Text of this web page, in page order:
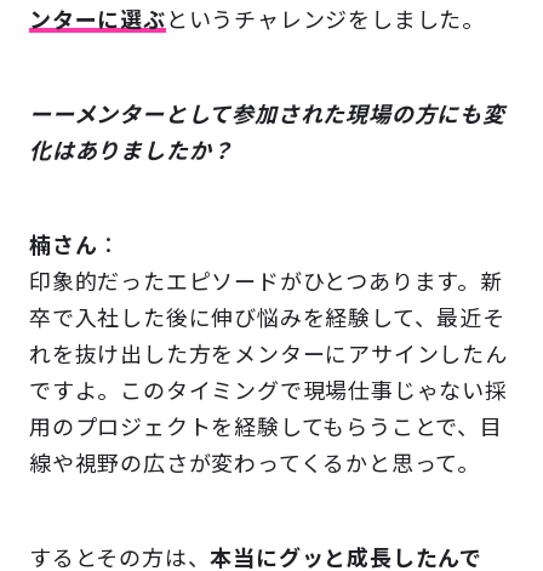
ンターに選ぶというチャレンジをしました。
ーーメンターとして参加された現場の方にも変
化はありましたか？
楠さん ：
印象的だったエピソードがひとつあります。新
卒で入社した後に伸び悩みを経験して、最近そ
れを抜け出した方をメンターにアサインしたん
ですよ。このタイミングで現場仕事じゃない採
用のプロジェクトを経験してもらうことで、目
線や視野の広さが変わってくるかと思って。
するとその方は、本当にグッと成長したんで